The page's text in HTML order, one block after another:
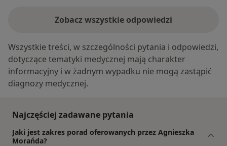
Zobacz wszystkie odpowiedzi
Wszystkie treści, w szczególności pytania i odpowiedzi,
dotyczące tematyki medycznej mają charakter
informacyjny i w żadnym wypadku nie mogą zastąpić
diagnozy medycznej.
Najczęściej zadawane pytania
Jaki jest zakres porad oferowanych przez Agnieszka
Morańda?